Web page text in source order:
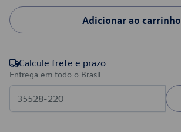
Adicionar ao carrinho
Calcule frete e prazo
Entrega em todo o Brasil